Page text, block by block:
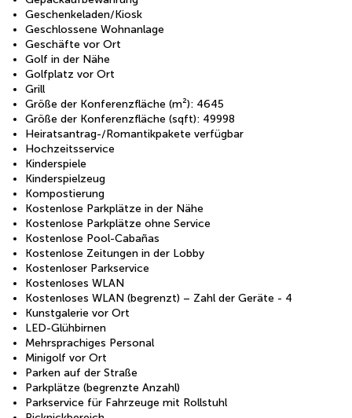
Geschenkeladen/Kiosk
Geschlossene Wohnanlage
Geschäfte vor Ort
Golf in der Nähe
Golfplatz vor Ort
Grill
Größe der Konferenzfläche (m²): 4645
Größe der Konferenzfläche (sqft): 49998
Heiratsantrag-/Romantikpakete verfügbar
Hochzeitsservice
Kinderspiele
Kinderspielzeug
Kompostierung
Kostenlose Parkplätze in der Nähe
Kostenlose Parkplätze ohne Service
Kostenlose Pool-Cabañas
Kostenlose Zeitungen in der Lobby
Kostenloser Parkservice
Kostenloses WLAN
Kostenloses WLAN (begrenzt) – Zahl der Geräte - 4
Kunstgalerie vor Ort
LED-Glühbirnen
Mehrsprachiges Personal
Minigolf vor Ort
Parken auf der Straße
Parkplätze (begrenzte Anzahl)
Parkservice für Fahrzeuge mit Rollstuhl